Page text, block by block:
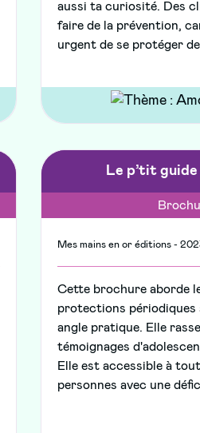
aussi ta curiosité. Des
faire de la prévention,
urgent de se protéger
Le p’tit
Mes mains en or éditions -
Cette brochure aborde
protections périodiques
angle pratique. Elle
témoignages
Elle est accessible à
personnes avec une